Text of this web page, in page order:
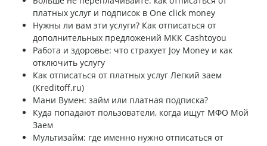
платных услуг и подписок в One click money
Нужны ли вам эти услуги? Как отписаться от
дополнительных предложений МКК Cashtoyou
Работа и здоровье: что страхует Joy Money и как
отключить услугу
Как отписаться от платных услуг Легкий заем
(Kreditoff.ru)
Мани Вумен: займ или платная подписка?
Куда попадают пользователи, когда ищут МФО Мой
Заем
Мультизайм: где именно нужно отписаться от